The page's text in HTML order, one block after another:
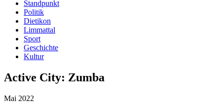
Standpunkt
Politik
Dietikon
Limmattal
Sport
Geschichte
Kultur
Active City: Zumba
Mai 2022